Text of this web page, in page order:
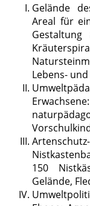
Gelände
Areal für
Gestaltung
Lebens-
150
Gelände,